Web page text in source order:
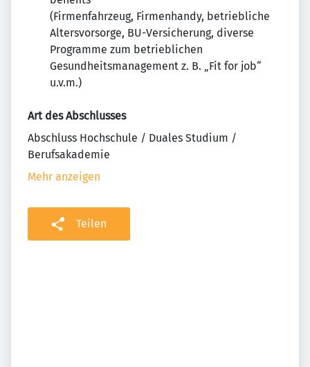
(Firmenfahrzeug, Firmenhandy, betriebliche
Altersvorsorge, BU-Versicherung, diverse
Programme zum betrieblichen
Gesundheitsmanagement z. B. „Fit for job“
u.v.m.)
Art des Abschlusses
Abschluss Hochschule / Duales Studium /
Berufsakademie
Mehr anzeigen
Teilen